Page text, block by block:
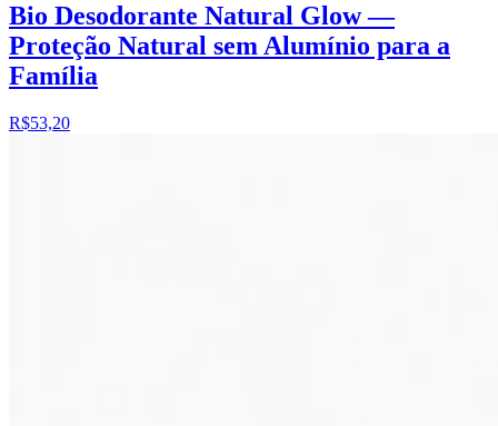
Bio Desodorante Natural Glow —
Proteção Natural sem Alumínio para a
Família
R$53,20